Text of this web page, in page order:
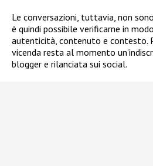
Le conversazioni, tuttavia, non
è quindi possibile verificarne in
autenticità, contenuto e contesto.
vicenda resta al momento
blogger e rilanciata sui social.